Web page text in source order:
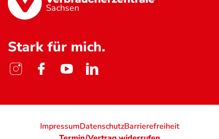
Sachsen
Stark für mich.
ImpressumDatenschutzBarrierefreiheit